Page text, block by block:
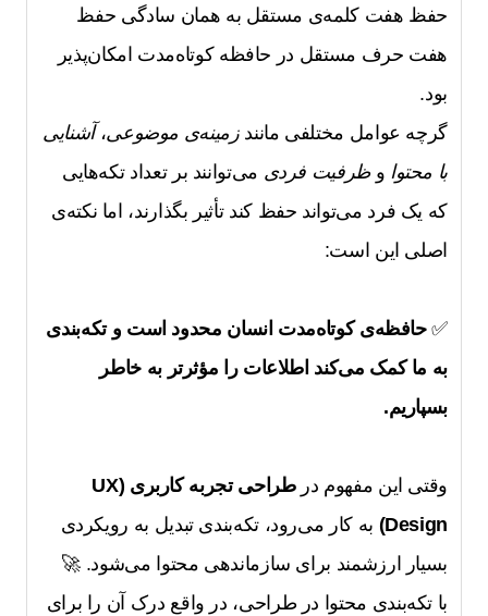
حفظ هفت کلمه‌ی مستقل به همان سادگی حفظ
هفت حرف مستقل در حافظه کوتاه‌مدت امکان‌پذیر
بود.
گرچه عوامل مختلفی مانندزمینه‌ی موضوعی،آشنایی
با محتوا وظرفیت فردی می‌توانند بر تعداد تکه‌هایی
که یک فرد می‌تواند حفظ کند تأثیر بگذارند، اما نکته‌ی
اصلی این است:
✅حافظه‌ی کوتاه‌مدت انسان محدود است و تکه‌بندی
به ما کمک می‌کند اطلاعات را مؤثرتر به خاطر
بسپاریم.
وقتی این مفهوم در
طراحی تجربه کاربری (UX
Design) به کار می‌رود، تکه‌بندی تبدیل به رویکردی
بسیار ارزشمند برای سازماندهی محتوا می‌شود. 🚀
با تکه‌بندی محتوا در طراحی، در واقع درک آن را برای